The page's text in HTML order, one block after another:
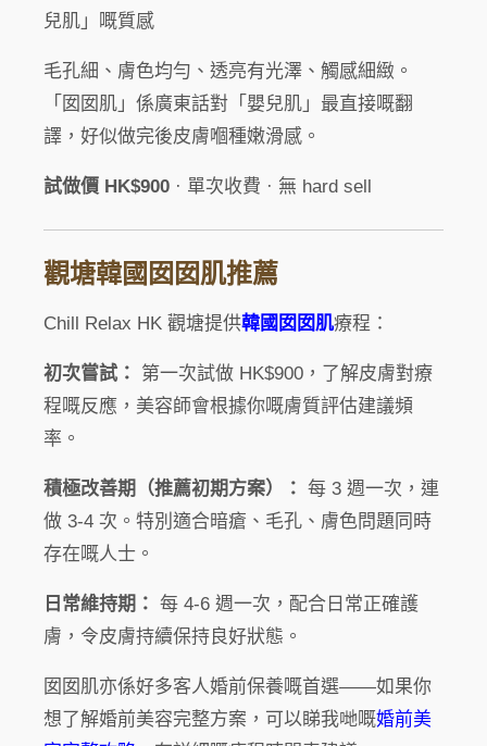
兒肌」嘅質感
毛孔細、膚色均勻、透亮有光澤、觸感細緻。
「囡囡肌」係廣東話對「嬰兒肌」最直接嘅翻
譯，好似做完後皮膚嗰種嫩滑感。
試做價 HK$900 · 單次收費 · 無 hard sell
觀塘韓國囡囡肌推薦
Chill Relax HK 觀塘提供韓國囡囡肌療程：
初次嘗試：
第一次試做 HK$900，了解皮膚對療
程嘅反應，美容師會根據你嘅膚質評估建議頻
率。
積極改善期（推薦初期方案）： 每 3 週一次，連
做 3-4 次。特別適合暗瘡、毛孔、膚色問題同時
存在嘅人士。
日常維持期： 每 4-6 週一次，配合日常正確護
膚，令皮膚持續保持良好狀態。
囡囡肌亦係好多客人婚前保養嘅首選——如果你
想了解婚前美容完整方案，可以睇我哋嘅婚前美